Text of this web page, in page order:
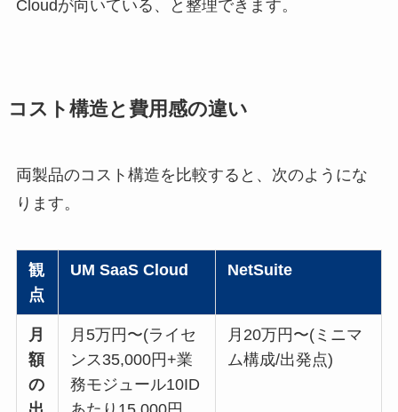
Cloudが向いている、と整理できます。
コスト構造と費用感の違い
両製品のコスト構造を比較すると、次のようにな
ります。
観
点
UM SaaS Cloud NetSuite
月
額
の
月5万円〜(ライセ
ンス35,000円+業
務モジュール10ID
月20万円〜(ミニマ
ム構成/出発点)